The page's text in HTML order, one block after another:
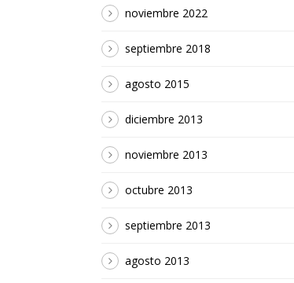
noviembre 2022
septiembre 2018
agosto 2015
diciembre 2013
noviembre 2013
octubre 2013
septiembre 2013
agosto 2013